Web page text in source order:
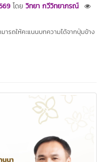
โดย วิทยา กวีวิทยาภรณ์
ารถให้คะแนนบทความได้จากปุ่มข้าง